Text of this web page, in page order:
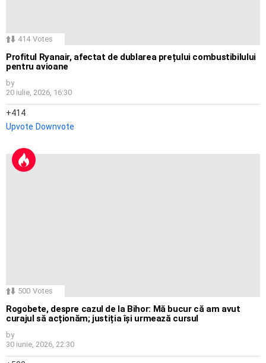
414 Votes
Profitul Ryanair, afectat de dublarea prețului combustibilului
pentru avioane
by
20 iulie, 2026, 16:30
414
Upvote Downvote
500 Votes
Rogobete, despre cazul de la Bihor: Mă bucur că am avut
curajul să acționăm; justiția își urmează cursul
by
30 iunie, 2026, 22:30